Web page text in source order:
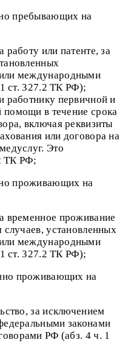
пребывающих на
или патенте, за
международными
ст. 327.2 ТК РФ);
работнику первичной и
в течение срока
включая реквизиты
или договора на
Это
ТК РФ;
проживающих на
временное проживание
установленных
международными
ст. 327.2 ТК РФ);
проживающих на
за исключением
законами
РФ (абз. 4 ч. 1